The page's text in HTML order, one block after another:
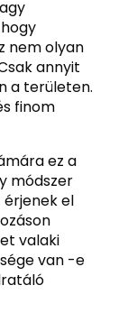
nem olyan
annyit
a területen.
finom
ez a
módszer
el
valaki
van -e